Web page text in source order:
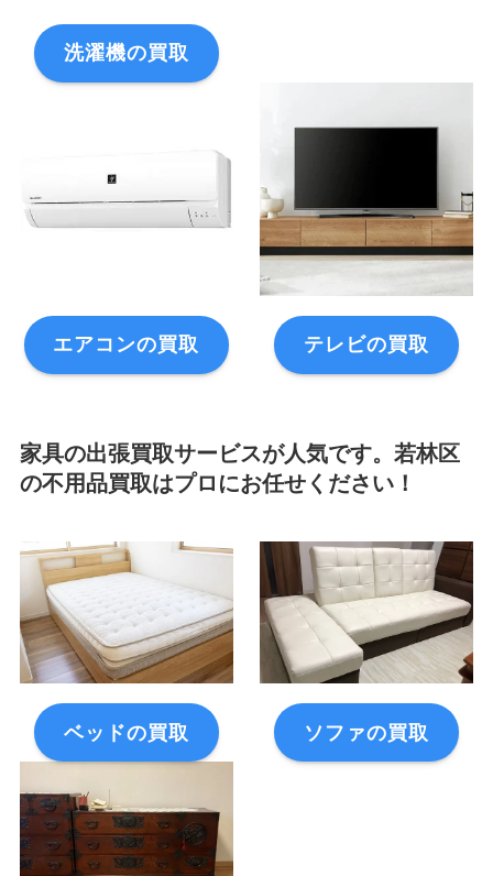
洗濯機の買取
エアコンの買取 テレビの買取
家具の出張買取サービスが人気です。若林区
の不用品買取はプロにお任せください！
ベッドの買取 ソファの買取